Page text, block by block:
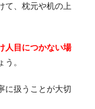
て、枕元や机の上
人目につかない場
う。
に扱うことが大切